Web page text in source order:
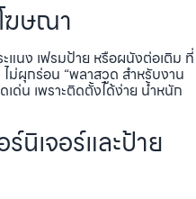
ฆษณา
แนง เฟรมป้าย หรือผนังต่อเติม ที่
ผุกร่อน “พลาสวูด สำหรับงาน
ด่น เพราะติดตั้งได้ง่าย น้ำหนัก
ร์นิเจอร์และป้าย